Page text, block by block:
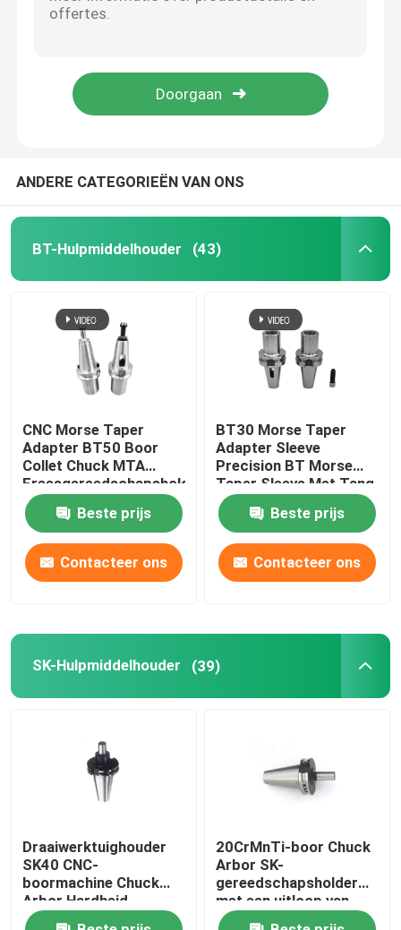
CATE Tool Holder
Spoedeisende Hulp Collet
CNC Trekkrachtnagel
Draaiend Centrum
boorklem
Het vastklemmen Noten
ANDERE CATEGORIEËN VAN ONS
BT-Hulpmiddelhouder (43)
CNC Morse Taper
Adapter BT50 Boor
Collet Chuck MTA
Freesgereedschapsholding
Beste prijs
Contacteer ons
BT30 Morse Taper
Adapter Sleeve
Precision BT Morse
Taper Sleeve Met Tang
Beste prijs
Contacteer ons
SK-Hulpmiddelhouder (39)
Draaiwerktuighouder
SK40 CNC-
boormachine Chuck
Arbor Hardheid
HRC58-62
20CrMnTi-boor Chuck
Arbor SK-
gereedschapsholder
met een uitloop van
minder dan 0,005 mm